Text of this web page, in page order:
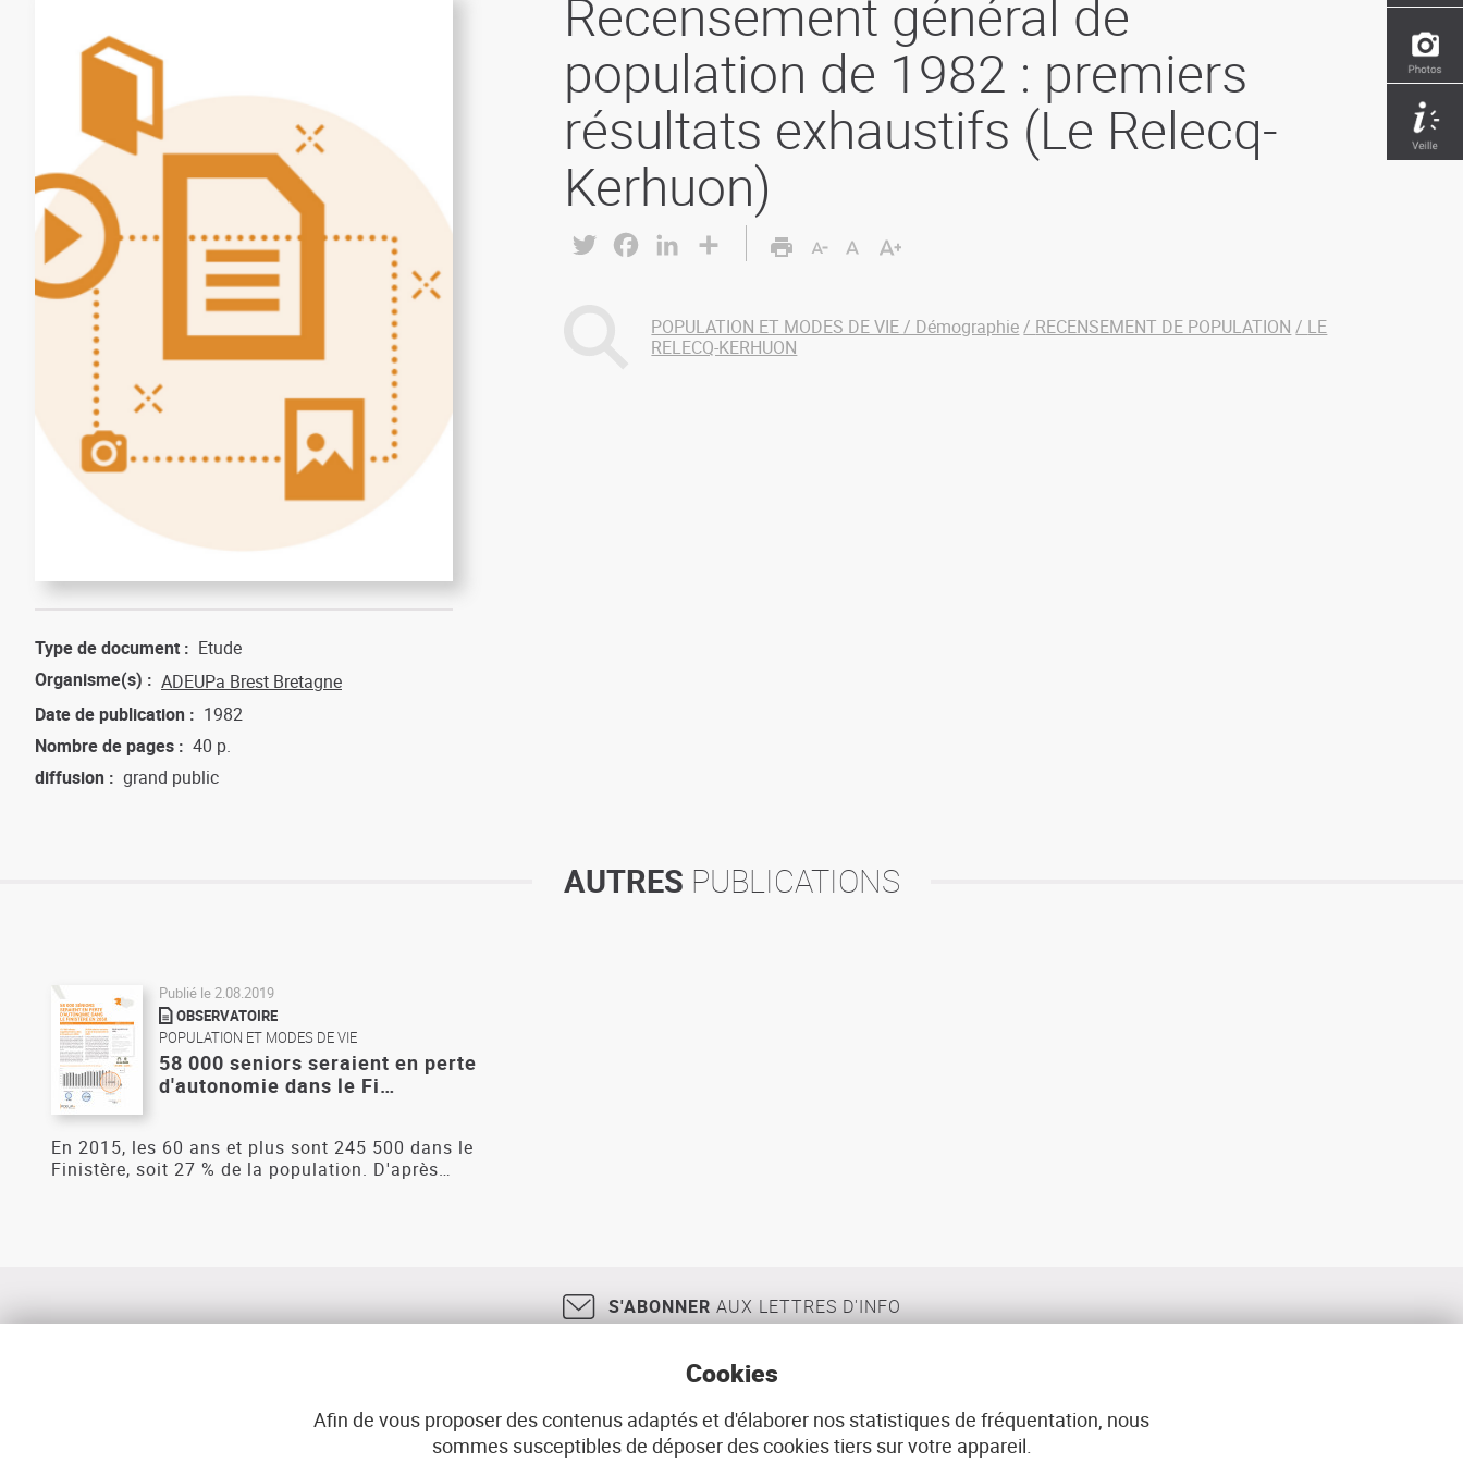
Recensement général de
population de 1982 : premiers
résultats exhaustifs (Le Relecq-
Kerhuon)
Twitter FacebookLinkedIn
POPULATION ET MODES DE VIE / Démographie RECENSEMENT DE POPULATION
LE
RELECQ-KERHUON
Type de document
Etude
Organisme(s)
ADEUPa Brest Bretagne
Date de publication
1982
Nombre de pages
40 p.
diffusion
grand public
AUTRES PUBLICATIONS
Publié le 2.08.2019
OBSERVATOIRE
POPULATION ET MODES DE VIE
58 000 seniors seraient en perte
d'autonomie dans le Fi…
En 2015, les 60 ans et plus sont 245 500 dans le
Finistère, soit 27 % de la population. D'après…
S'ABONNER AUX LETTRES D'INFO
18, rue Jean Jaurès 29200 BREST 02 98 33 51 71 CONTACT
Cookies
Afin de vous proposer des contenus adaptés et d'élaborer nos statistiques de fréquentation, nous
sommes susceptibles de déposer des cookies tiers sur votre appareil.